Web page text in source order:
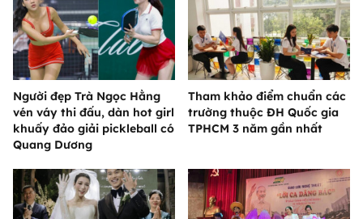
Người đẹp Trà Ngọc Hằng
vén váy thi đấu, dàn hot girl
khuấy đảo giải pickleball có
Quang Dương
Tham khảo điểm chuẩn các
trường thuộc ĐH Quốc gia
TPHCM 3 năm gần nhất